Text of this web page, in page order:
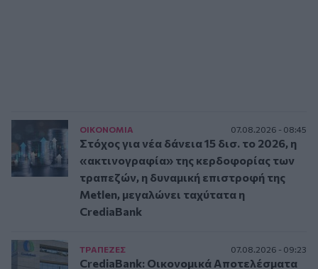
ΟΙΚΟΝΟΜΙΑ 07.08.2026 - 08:45
Στόχος για νέα δάνεια 15 δισ. το 2026, η
«ακτινογραφία» της κερδοφορίας των
τραπεζών, η δυναμική επιστροφή της
Metlen, μεγαλώνει ταχύτατα η
CrediaBank
ΤΡAΠΕΖΕΣ 07.08.2026 - 09:23
CrediaBank: Οικονομικά Αποτελέσματα